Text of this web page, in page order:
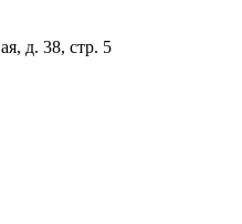
д. 38, стр. 5